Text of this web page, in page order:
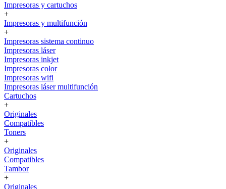
Impresoras y cartuchos
+
Impresoras y multifunción
+
Impresoras sistema continuo
Impresoras láser
Impresoras inkjet
Impresoras color
Impresoras wifi
Impresoras láser multifunción
Cartuchos
+
Originales
Compatibles
Toners
+
Originales
Compatibles
Tambor
+
Originales